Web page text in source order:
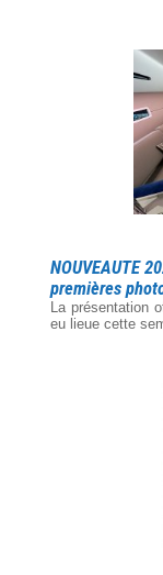
NOUVEAUTE
premières
La présentation
eu lieue cette